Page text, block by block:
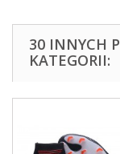
30 INNYCH
KATEGORII: